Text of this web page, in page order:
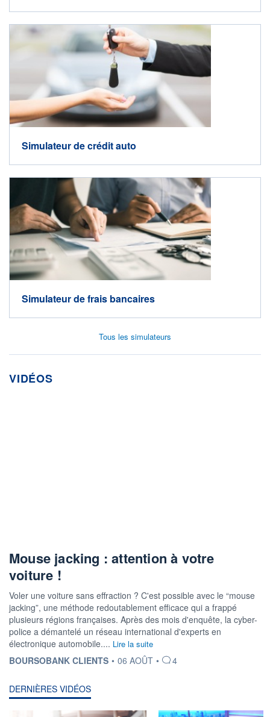
Simulateur de crédit auto
Simulateur de frais bancaires
Tous les simulateurs
VIDÉOS
Mouse jacking : attention à votre
voiture !
Voler une voiture sans effraction ? C'est possible avec le “mouse
jacking”, une méthode redoutablement efficace qui a frappé
plusieurs régions françaises. Après des mois d'enquête, la cyber-
police a démantelé un réseau international d'experts en
électronique automobile.... Lire la suite
INFORMATION FOURNIE PAR
BOURSOBANK CLIENTS • 06 AOÛT • 4
DERNIÈRES VIDÉOS